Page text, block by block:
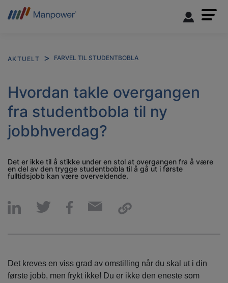
AKTUELT FARVEL TIL STUDENTBOBLA
Hvordan takle overgangen
fra studentbobla til ny
jobbhverdag?
Det er ikke til å stikke under en stol at overgangen fra å være
en del av den trygge studentbobla til å gå ut i første
fulltidsjobb kan være overveldende.
Det kreves en viss grad av omstilling når du skal ut i din
første jobb, men frykt ikke! Du er ikke den eneste som